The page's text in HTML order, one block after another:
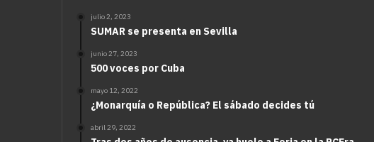
julio 2, 2023
SUMAR se presenta en Sevilla
junio 27, 2023
500 voces por Cuba
mayo 12, 2022
¿Monarquía o República? El sábado decides tú
abril 29, 2022